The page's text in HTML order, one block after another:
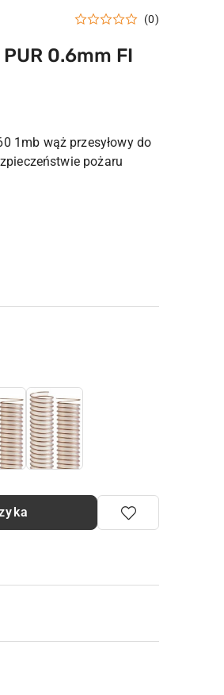
(0)
0.6mm FI
1mb wąż przesyłowy do
pożaru